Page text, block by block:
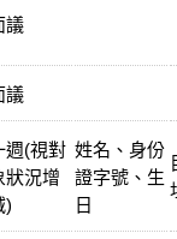
議
議
週(視對
狀況增
)
姓名、身份
證字號、生
日